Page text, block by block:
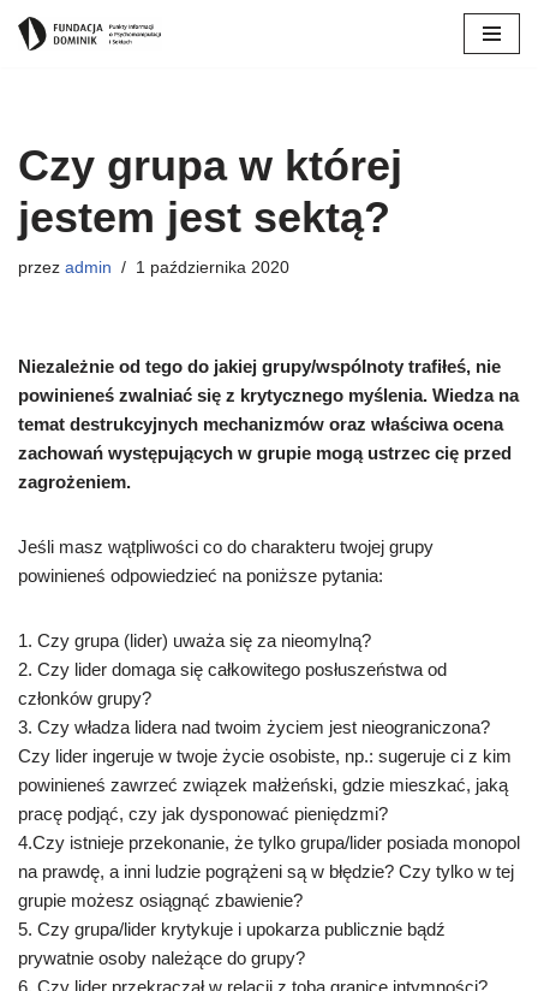
Czy grupa w której
jestem jest sektą?
przez admin 1 października 2020
Niezależnie od tego do jakiej grupy/wspólnoty trafiłeś, nie
powinieneś zwalniać się z krytycznego myślenia. Wiedza na
temat destrukcyjnych mechanizmów oraz właściwa ocena
zachowań występujących w grupie mogą ustrzec cię przed
zagrożeniem.
Jeśli masz wątpliwości co do charakteru twojej grupy
powinieneś odpowiedzieć na poniższe pytania:
1. Czy grupa (lider) uważa się za nieomylną?
2. Czy lider domaga się całkowitego posłuszeństwa od
członków grupy?
3. Czy władza lidera nad twoim życiem jest nieograniczona?
Czy lider ingeruje w twoje życie osobiste, np.: sugeruje ci z kim
powinieneś zawrzeć związek małżeński, gdzie mieszkać, jaką
pracę podjąć, czy jak dysponować pieniędzmi?
4.Czy istnieje przekonanie, że tylko grupa/lider posiada monopol
na prawdę, a inni ludzie pogrążeni są w błędzie? Czy tylko w tej
grupie możesz osiągnąć zbawienie?
5. Czy grupa/lider krytykuje i upokarza publicznie bądź
prywatnie osoby należące do grupy?